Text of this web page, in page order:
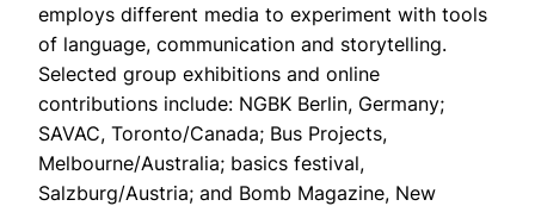
employs different media to experiment with tools
of language, communication and storytelling.
Selected group exhibitions and online
contributions include: NGBK Berlin, Germany;
SAVAC, Toronto/Canada; Bus Projects,
Melbourne/Australia; basics festival,
Salzburg/Austria; and Bomb Magazine, New